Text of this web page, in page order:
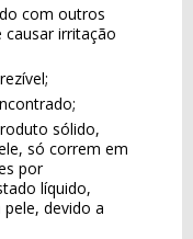
com outros
irritação
sólido,
só correm em
por
líquido,
devido a